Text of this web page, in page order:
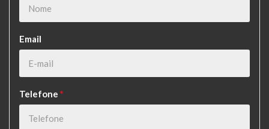
Email
Telefone *